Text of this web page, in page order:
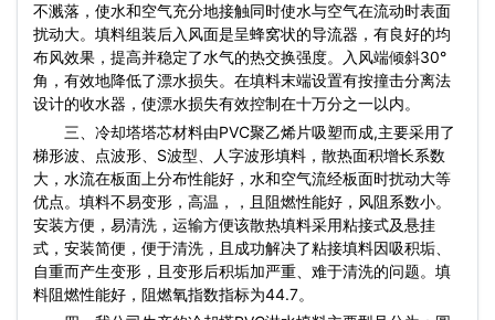
不溅落，使水和空气充分地接触同时使水与空气在流动时表面
扰动大。填料组装后入风面是呈蜂窝状的导流器，有良好的均
布风效果，提高并稳定了水气的热交换强度。入风端倾斜30°
角，有效地降低了漂水损失。在填料末端设置有按撞击分离法
设计的收水器，使漂水损失有效控制在十万分之一以内。
三、冷却塔塔芯材料由PVC聚乙烯片吸塑而成,主要采用了
梯形波、点波形、S波型、人字波形填料，散热面积增长系数
大，水流在板面上分布性能好，水和空气流经板面时扰动大等
优点。填料不易变形，高温，，且阻燃性能好，风阻系数小。
安装方便，易清洗，运输方便该散热填料采用粘接式及悬挂
式，安装简便，便于清洗，且成功解决了粘接填料因吸积垢、
自重而产生变形，且变形后积垢加严重、难于清洗的问题。填
料阻燃性能好，阻燃氧指数指标为44.7。